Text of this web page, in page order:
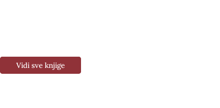
Vidi sve knjige